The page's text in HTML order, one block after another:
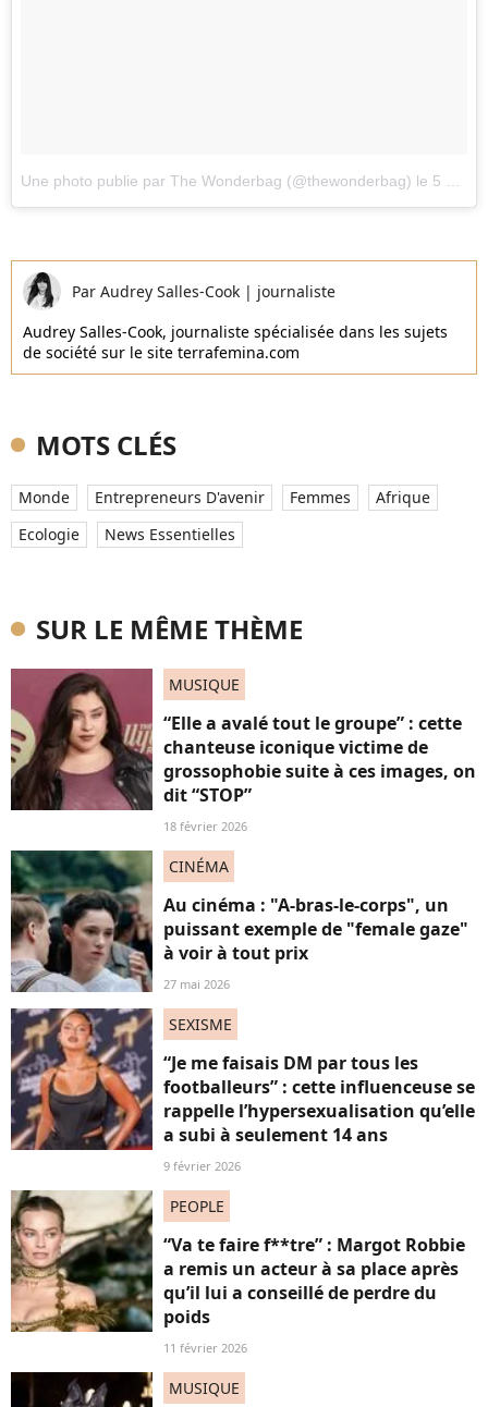
Une photo publie par The Wonderbag (@thewonderbag) le 5 Juin 2016 3h12 PDT
Par Audrey Salles-Cook | journaliste
Audrey Salles-Cook, journaliste spécialisée dans les sujets
de société sur le site terrafemina.com
MOTS CLÉS
Monde Entrepreneurs D'avenir Femmes
Afrique
Ecologie
News Essentielles
SUR LE MÊME THÈME
MUSIQUE
“Elle a avalé tout le groupe” : cette
chanteuse iconique victime de
grossophobie suite à ces images, on
dit “STOP”
18 février 2026
CINÉMA
Au cinéma : "A-bras-le-corps", un
puissant exemple de "female gaze"
à voir à tout prix
27 mai 2026
SEXISME
“Je me faisais DM par tous les
footballeurs” : cette influenceuse se
rappelle l’hypersexualisation qu’elle
a subi à seulement 14 ans
9 février 2026
PEOPLE
“Va te faire f**tre” : Margot Robbie
a remis un acteur à sa place après
qu’il lui a conseillé de perdre du
poids
11 février 2026
MUSIQUE